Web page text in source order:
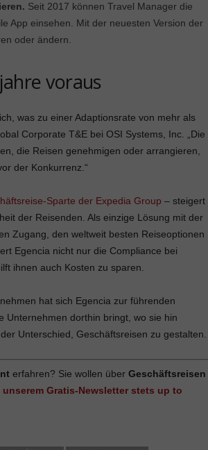
Seit 2017 können Travel Manager die
App einsehen. Mit der neuesten Version der
oder ändern.
voraus
was zu einer Adaptionsrate von mehr als
Corporate T&E bei OSI Systems, Inc. „Die
die Reisen genehmigen oder arrangieren,
der Konkurrenz.“
Sparte der Expedia Group – steigert
der Reisenden. Als einzige Lösung mit der
Zugang, den weltweit besten Reiseoptionen
Egencia nicht nur die Compliance bei
ihnen auch Kosten zu sparen.
hat sich Egencia zur führenden
Unternehmen dorthin bringt, wo sie hin
Unterschied, Geschäftsreisen zu gestalten.
erfahren? Sie wollen über Geschäftsreisen
Gratis-Newsletter stets up to